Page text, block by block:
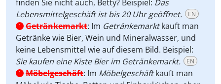
finden Sie nicht auch, Betty? Beispiel: Das
Lebensmittelgeschäft ist bis 20 Uhr geöffnet.
EN
1 Getränkemarkt: Im Getränkemarktkauft man
Getränke wie Bier, Wein und Mineralwasser, und
keine Lebensmittel wie auf diesem Bild. Beispiel:
Sie kaufen eine Kiste Bier im Getränkemarkt.
EN
1 Möbelgeschäft: Im Möbelgeschäftkauft man